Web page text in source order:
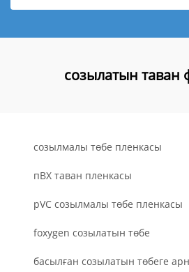
созылатын таван
созылмалы төбе пленкасы
пВХ таван пленкасы
pVC созылмалы төбе пленкасы
foxygen созылатын төбе
басылған созылатын төбеге